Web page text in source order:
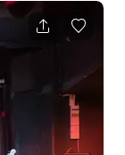
verts et
en commun
juste devant